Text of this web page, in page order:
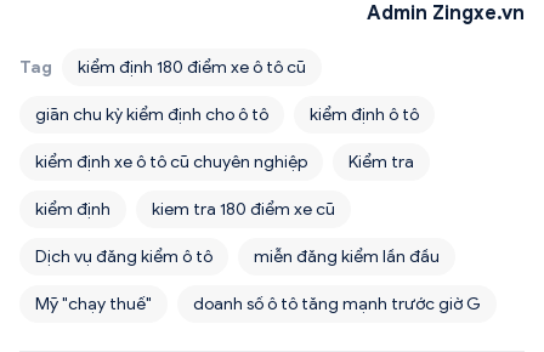
Admin Zingxe.vn
Tag kiểm định 180 điểm xe ô tô cũ
giãn chu kỳ kiểm định cho ô tô kiểm định ô tô
kiểm định xe ô tô cũ chuyên nghiệp Kiểm tra
kiểm định kiem tra 180 điểm xe cũ
Dịch vụ đăng kiểm ô tô miễn đăng kiểm lần đầu
Mỹ "chạy thuế" doanh số ô tô tăng mạnh trước giờ G